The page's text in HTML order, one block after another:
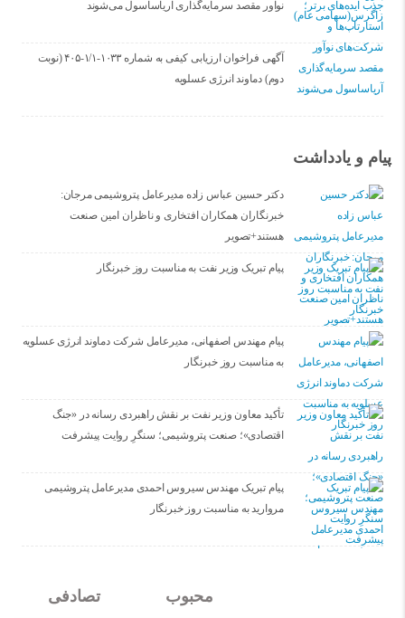
نوآور مقصد سرما‌یه‌گذاری آریاساسول می‌شوند
آگهی فراخوان ارزیابی کیفی به شماره ۱۰۳۳-۱/۱-۴۰۵ (نوبت
دوم) دماوند انرژی عسلویه
پیام و یادداشت
دکتر حسین عباس زاده مدیرعامل پتروشیمی مرجان:
خبرنگاران همکاران افتخاری و ناظران امین صنعت
هستند+تصویر
پیام تبریک وزیر نفت به مناسبت روز خبرنگار
پیام مهندس اصفهانی، مدیرعامل شرکت دماوند انرژی عسلویه
به مناسبت روز خبرنگار
تأکید معاون وزیر نفت بر نقش راهبردی رسانه در «جنگ
اقتصادی»؛ صنعت پتروشیمی؛ سنگرِ روایت پیشرفت
پیام تبریک مهندس سیروس احمدی مدیرعامل پتروشیمی
مروارید به مناسبت روز خبرنگار
محبوب تصادفی